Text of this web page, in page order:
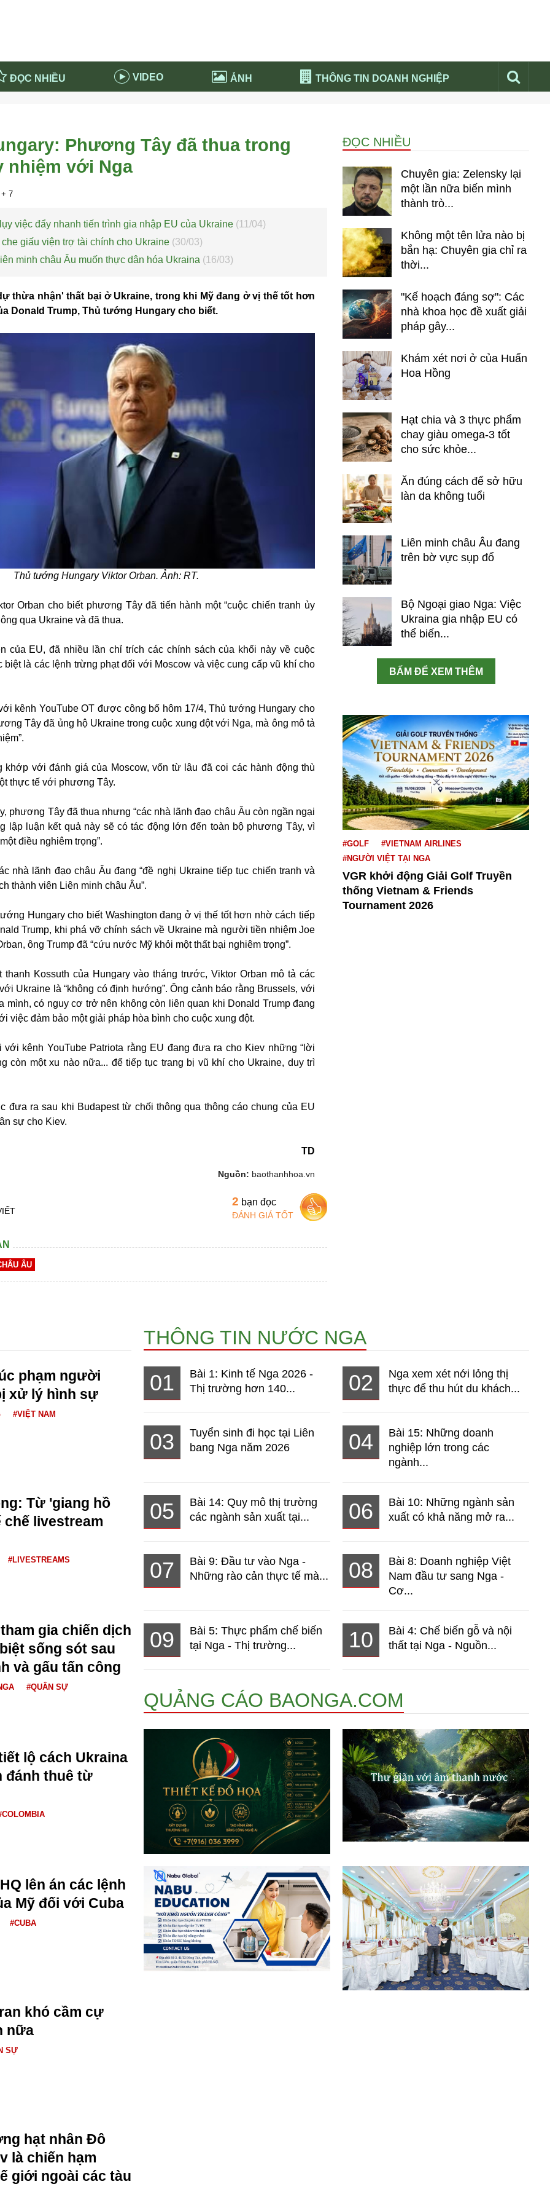
ĐỌC NHIỀU VIDEO ẢNH THÔNG TIN DOANH NGHIỆP
Nổi bật báo nga
Nga NABU EDUCATION
Thư viện media
nước Nga
Phân tích thị trường Nga 2026
Phương Tây đã thua trong
nhiệm với Nga
7
việc đẩy nhanh tiến trình gia nhập EU của Ukraine (11/04)
giấu viện trợ tài chính cho Ukraine (30/03)
minh châu Âu muốn thực dân hóa Ukraina (16/03)
thừa nhận' thất bại ở Ukraine, trong khi Mỹ đang ở vị thế tốt hơn
Donald Trump, Thủ tướng Hungary cho biết.
Thủ tướng Hungary Viktor Orban. Ảnh: RT.
Orban cho biết phương Tây đã tiến hành một “cuộc chiến tranh ủy
qua Ukraine và đã thua.
của EU, đã nhiều lần chỉ trích các chính sách của khối này về cuộc
biệt là các lệnh trừng phạt đối với Moscow và việc cung cấp vũ khí cho
kênh YouTube OT được công bố hôm 17/4, Thủ tướng Hungary cho
Tây đã ủng hộ Ukraine trong cuộc xung đột với Nga, mà ông mô tả
khớp với đánh giá của Moscow, vốn từ lâu đã coi các hành động thù
thực tế với phương Tây.
phương Tây đã thua nhưng “các nhà lãnh đạo châu Âu còn ngần ngại
lập luận kết quả này sẽ có tác động lớn đến toàn bộ phương Tây, vì
điều nghiêm trọng”.
nhà lãnh đạo châu Âu đang “đề nghị Ukraine tiếp tục chiến tranh và
thành viên Liên minh châu Âu”.
Hungary cho biết Washington đang ở vị thế tốt hơn nhờ cách tiếp
Trump, khi phá vỡ chính sách về Ukraine mà người tiền nhiệm Joe
ông Trump đã “cứu nước Mỹ khỏi một thất bại nghiêm trọng”.
thanh Kossuth của Hungary vào tháng trước, Viktor Orban mô tả các
Ukraine là “không có định hướng”. Ông cảnh báo rằng Brussels, với
mình, có nguy cơ trở nên không còn liên quan khi Donald Trump đang
việc đảm bảo một giải pháp hòa bình cho cuộc xung đột.
với kênh YouTube Patriota rằng EU đang đưa ra cho Kiev những “lời
còn một xu nào nữa... để tiếp tục trang bị vũ khí cho Ukraine, duy trì
đưa ra sau khi Budapest từ chối thông qua thông cáo chung của EU
sự cho Kiev.
TD
Nguồn: baothanhhoa.vn
2 bạn đọc
ĐÁNH GIÁ TỐT
ÂU
ĐỌC NHIỀU
Chuyên gia: Zelensky lại
một lần nữa biến mình
thành trò...
Không một tên lửa nào bị
bắn hạ: Chuyên gia chỉ ra
thời...
"Kế hoạch đáng sợ": Các
nhà khoa học đề xuất giải
pháp gây...
Khám xét nơi ở của Huấn
Hoa Hồng
Hạt chia và 3 thực phẩm
chay giàu omega-3 tốt
cho sức khỏe...
Ăn đúng cách để sở hữu
làn da không tuổi
Liên minh châu Âu đang
trên bờ vực sụp đổ
Bộ Ngoại giao Nga: Việc
Ukraina gia nhập EU có
thể biến...
BẤM ĐỂ XEM THÊM
#GOLF
#VIETNAM AIRLINES
#NGƯỜI VIỆT TẠI NGA
VGR khởi động Giải Golf Truyền
thống Vietnam & Friends
Tournament 2026
phạm người
xử lý hình sự
#VIỆT NAM
Từ 'giang hồ
chế livestream
#LIVESTREAMS
gia chiến dịch
sống sót sau
và gấu tấn công
#QUÂN SỰ
lộ cách Ukraina
đánh thuê từ
lên án các lệnh
Mỹ đối với Cuba
#CUBA
khó cầm cự
nữa
SỰ
hạt nhân Đô
là chiến hạm
giới ngoài các tàu
THÔNG TIN NƯỚC NGA
01
Bài 1: Kinh tế Nga 2026 -
Thị trường hơn 140...
02
Nga xem xét nới lỏng thị
thực để thu hút du khách...
03
Tuyển sinh đi học tại Liên
bang Nga năm 2026
04
Bài 15: Những doanh
nghiệp lớn trong các
ngành...
05
Bài 14: Quy mô thị trường
các ngành sản xuất tại...
06
Bài 10: Những ngành sản
xuất có khả năng mở ra...
07
Bài 9: Đầu tư vào Nga -
Những rào cản thực tế mà...
08
Bài 8: Doanh nghiệp Việt
Nam đầu tư sang Nga -
Cơ...
09
Bài 5: Thực phẩm chế biến
tại Nga - Thị trường...
10
Bài 4: Chế biến gỗ và nội
thất tại Nga - Nguồn...
QUẢNG CÁO BAONGA.COM